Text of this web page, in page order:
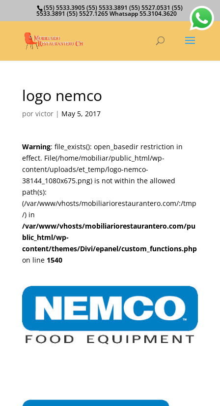
(55) 5533.3905 (55) 5533.3891 (55) 5527.0531 (55)
5533.3891 (55) 5527.1265 Whatsapp 55.3104.3620
logo nemco
por victor| May 5, 2017
Warning: file_exists(): open_basedir restriction in
effect. File(/home/mobiliar/public_html/wp-
content/uploads/et_temp/logo-nemco-
38144_1080x675.png) is not within the allowed
path(s):
(/var/www/vhosts/mobiliariorestaurantero.com/:/tmp
/) in
/var/www/vhosts/mobiliariorestaurantero.com/pu
blic_html/wp-
content/themes/Divi/epanel/custom_functions.php
on line 1540